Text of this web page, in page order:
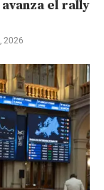
el rally
2026